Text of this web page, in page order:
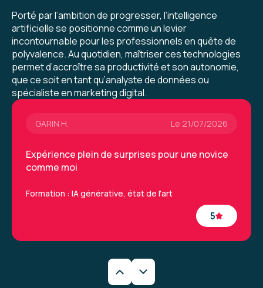
Porté par l’ambition de progresser, l’intelligence
artificielle se positionne comme un levier
incontournable pour les professionnels en quête de
polyvalence. Au quotidien, maîtriser ces technologies
permet d’accroître sa productivité et son autonomie,
que ce soit en tant qu’analyste de données ou
spécialiste en marketing digital.
5
d'en avoir manqué environ 2 x 30 mn à cause de
déconnexions suite à remise en rote
automatique du VPN. Le formateur ne voyait
pas mes déconnexions et j'ai perdu de ce fait
pas mal de ses explications. Dommage !
Toutefois le seconde fois, il a pris le temps sur
sa pause de me réexpliquer ce qu'il venait de
Formation : IA, les fondamentaux
GARIN H. Le 21/07/2026
5
Expérience plein de surprises pour une novice
comme moi
Formation : IA générative, état de l'art